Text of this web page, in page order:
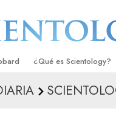
¿Qué es Scientology?
Creencias y Prácticas